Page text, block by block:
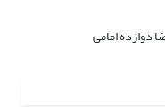
دوازده امامی